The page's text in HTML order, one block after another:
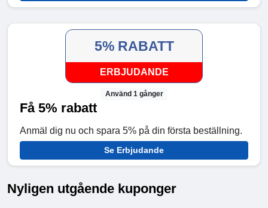
5% RABATT
ERBJUDANDE
Använd 1 gånger
Få 5% rabatt
Anmäl dig nu och spara 5% på din första beställning.
Se Erbjudande
Nyligen utgående kuponger